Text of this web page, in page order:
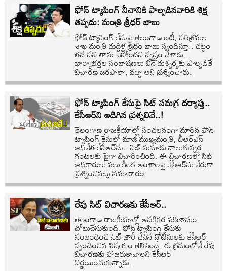
ఫోన్ ట్యాపింగ్ నీచానికి పాల్పడినవారికి శిక్ష
తప్పదు: మంత్రి శ్రీధర్ బాబు
ఫోన్ ట్యాపింగ్ కేసుపై తెలంగాణ ఐటీ, పరిశ్రమల
శాఖ మంత్రి దుద్దిళ్ల శ్రీధర్ బాబు స్పందిస్తూ.. చట్టం
తన పని తాను చేస్తోందని స్పష్టం చేశారు.
భార్యాభర్తల సంభాషణలు వినే దుశ్చర్యకు పాల్పడితే
విచారణ జరపాలా, వద్దా అని ప్రశ్నించారు.
ఫోన్ ట్యాపింగ్ కేసుపై సిట్ సమగ్ర దర్యాప్తు..
కేసీఆర్‌ని అడిగిన ప్రశ్నలివే..!
తెలంగాణ రాజకీయాల్లో సంచలనంగా మారిన ఫోన్
ట్యాపింగ్ కేసులో మాజీ ముఖ్యమంత్రి, బీఆర్ఎస్
అధినేత కేసీఆర్‌ను.. సిట్ సుమారు నాలుగున్నర
గంటలకు పైగా విచారించింది. ఈ విచారణలో సిట్
అధికారులు పలు కీలక అంశాలపై కేసీఆర్‌ను నేరుగా
ప్రశ్నించినట్లు సమాచారం.
రేపు సిట్ విచారణకు కేసీఆర్..
తెలంగాణ రాజకీయాల్లో ఆసక్తికర పరిణామం
చోటుచేసుకుంది. ఫోన్ ట్యాపింగ్ కేసుకు
సంబంధించి సిట్ జారీ చేసిన నోటీసులకు కేసీఆర్
స్పందించిన విషయం తెలిసిందే. ఈ క్రమంలోనే రేపు
విచారణకు హాజరుకావాలని కేసీఆర్
నిర్ణయించుకున్నారు.